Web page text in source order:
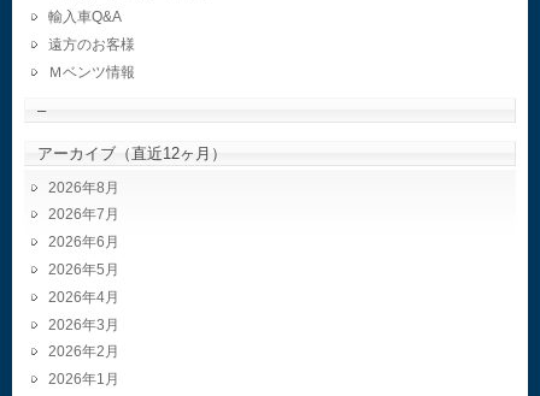
輸入車Q&A
遠方のお客様
Ｍベンツ情報
–
アーカイブ（直近12ヶ月）
2026年8月
2026年7月
2026年6月
2026年5月
2026年4月
2026年3月
2026年2月
2026年1月